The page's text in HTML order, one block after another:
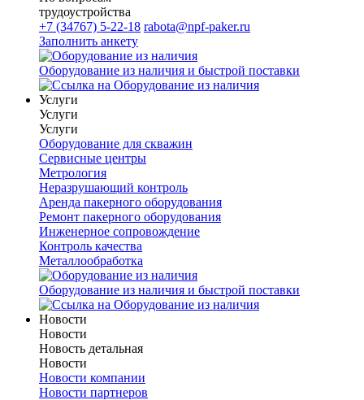
трудоустройства
+7 (34767) 5-22-18 rabota@npf-paker.ru
Заполнить анкету
Оборудование из наличия и быстрой поставки
Услуги
Услуги
Услуги
Оборудование для скважин
Сервисные центры
Метрология
Неразрушающий контроль
Аренда пакерного оборудования
Ремонт пакерного оборудования
Инженерное сопровождение
Контроль качества
Металлообработка
Оборудование из наличия и быстрой поставки
Новости
Новости
Новость детальная
Новости
Новости компании
Новости партнеров